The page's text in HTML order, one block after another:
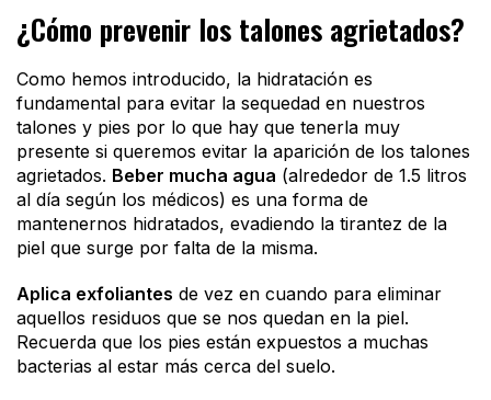
¿Cómo prevenir los talones agrietados?
Como hemos introducido, la hidratación es
fundamental para evitar la sequedad en nuestros
talones y pies por lo que hay que tenerla muy
presente si queremos evitar la aparición de los talones
agrietados. Beber mucha agua (alrededor de 1.5 litros
al día según los médicos) es una forma de
mantenernos hidratados, evadiendo la tirantez de la
piel que surge por falta de la misma.
Aplica exfoliantes de vez en cuando para eliminar
aquellos residuos que se nos quedan en la piel.
Recuerda que los pies están expuestos a muchas
bacterias al estar más cerca del suelo.